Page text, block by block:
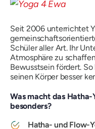
Seit 2006 unterrichtet
Schüler aller Art. Ihr
Atmosphäre zu
Bewusstsein fördert.
seinen Körper besser
Was macht das
besonders?
Hatha- und Flow-